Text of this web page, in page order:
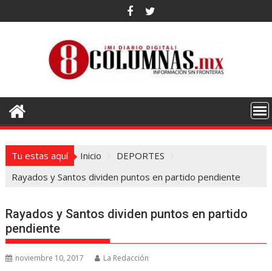
al
Tu estas aquí Inicio
DEPORTES
Rayados y Santos dividen puntos en partido pendiente
Rayados y Santos dividen puntos en partido
pendiente
noviembre 10, 2017 La Redacción